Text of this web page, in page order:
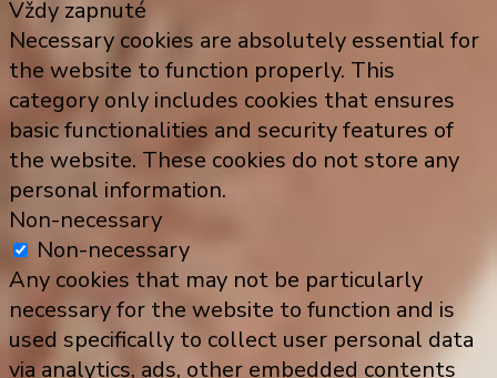
Vždy zapnuté
Necessary cookies are absolutely essential for
the website to function properly. This
category only includes cookies that ensures
basic functionalities and security features of
the website. These cookies do not store any
personal information.
Non-necessary
Non-necessary
Any cookies that may not be particularly
necessary for the website to function and is
used specifically to collect user personal data
via analytics, ads, other embedded contents